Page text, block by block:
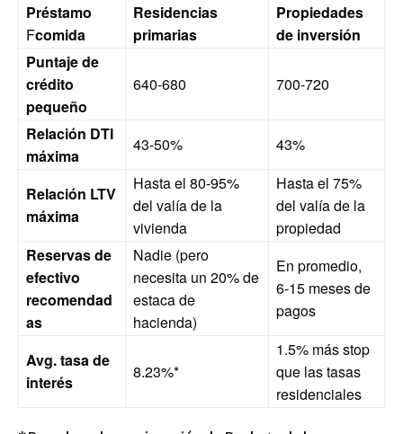
Préstamo
Fcomida
Residencias
primarias
Propiedades
de inversión
Puntaje de
crédito
pequeño
640-680 700-720
Relación DTI
máxima
43-50% 43%
Relación LTV
máxima
Hasta el 80-95%
del valía de la
vivienda
Hasta el 75%
del valía de la
propiedad
Reservas de
efectivo
recomendad
as
Nadie (pero
necesita un 20% de
estaca de
hacienda)
En promedio,
6-15 meses de
pagos
Avg. tasa de
interés
8.23%*
1.5% más stop
que las tasas
residenciales